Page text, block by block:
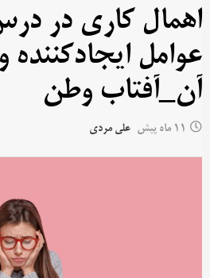
اهمال کاری در
عوامل ایجادکننده و
آن‌_آفتاب وطن
11 ماه پیش علی مردی